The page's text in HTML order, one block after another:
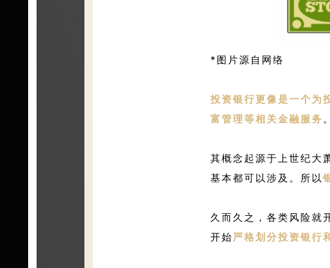
*图片源自网络
投资银行更像是一个为
富管理等相关金融服务
其概念起源于上世纪大
基本都可以涉及。所以
久而久之，各类风险就
开始严格划分投资银行